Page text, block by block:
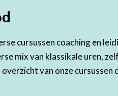
cursussen coaching en
mix van klassikale uren,
van onze cursussen